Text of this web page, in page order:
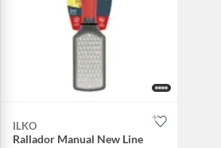
ILKO
Rallador Manual New Line